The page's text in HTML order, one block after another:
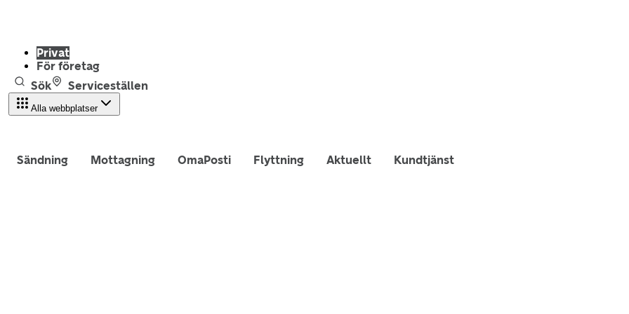
Privat
För företag
Sök
Serviceställen
Alla webbplatser
Sändning Mottagning OmaPosti Flyttning Aktuellt Kundtjänst